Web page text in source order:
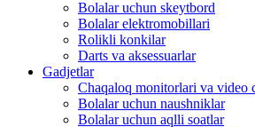
Bolalar uchun skeytbord
Bolalar elektromobillari
Rolikli konkilar
Darts va aksessuarlar
Gadjetlar
Chaqaloq monitorlari va video
Bolalar uchun naushniklar
Bolalar uchun aqlli soatlar